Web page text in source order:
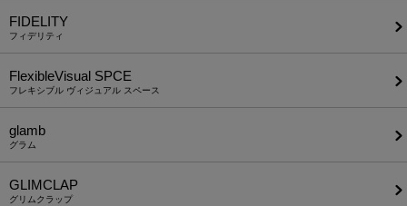
FIDELITY
フィデリティ
FlexibleVisual SPCE
フレキシブル ヴィジュアル スペース
glamb
グラム
GLIMCLAP
グリムクラップ